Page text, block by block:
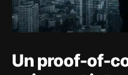
Un proof-of-